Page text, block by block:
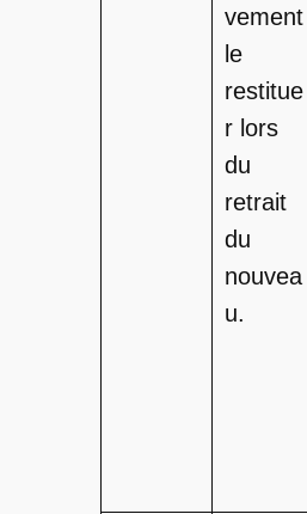
vement
le
restitue
r lors
du
retrait
du
nouvea
u.